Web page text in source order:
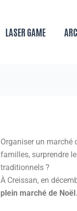
LASER GAME
Organiser un marché
familles, surprendre
traditionnels ?
À Creissan, en
plein marché de Noël.